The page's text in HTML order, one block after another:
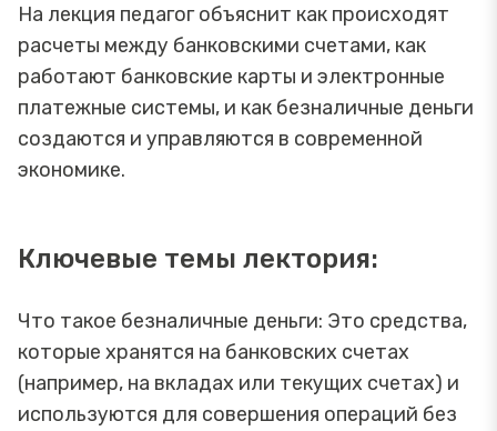
На лекция педагог объяснит как происходят
расчеты между банковскими счетами, как
работают банковские карты и электронные
платежные системы, и как безналичные деньги
создаются и управляются в современной
экономике.
Ключевые темы лектория:
Что такое безналичные деньги: Это средства,
которые хранятся на банковских счетах
(например, на вкладах или текущих счетах) и
используются для совершения операций без